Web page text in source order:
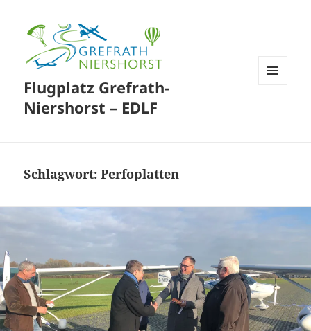
Flugplatz Grefrath-
Niershorst – EDLF
Schlagwort:Perfoplatten